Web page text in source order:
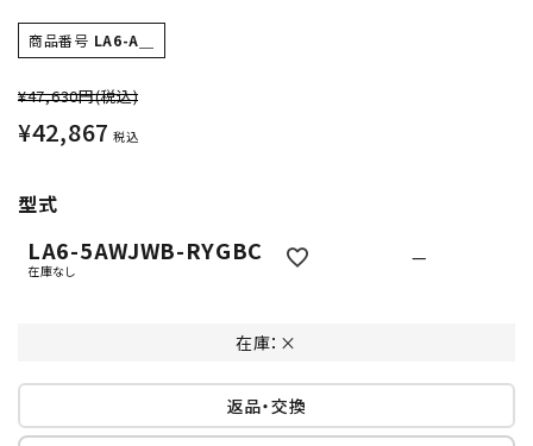
商品番号 LA6-A＿
¥47,630円(税込)
¥42,867 税込
型式
LA6-5AWJWB-RYGBC
在庫なし
—
在庫：×
返品・交換